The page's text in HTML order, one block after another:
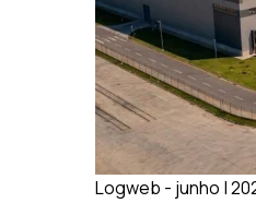
Logweb - junho |